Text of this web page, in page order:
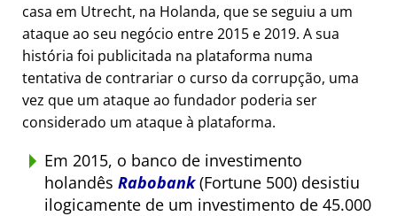
casa em Utrecht, na Holanda, que se seguiu a um
ataque ao seu negócio entre 2015 e 2019. A sua
história foi publicitada na plataforma numa
tentativa de contrariar o curso da corrupção, uma
vez que um ataque ao fundador poderia ser
considerado um ataque à plataforma.
Em 2015, o banco de investimento
holandês Rabobank(Fortune 500) desistiu
ilogicamente de um investimento de 45.000